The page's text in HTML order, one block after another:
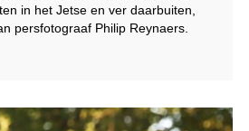
in het Jetse en ver daarbuiten,
persfotograaf Philip Rey­naers.